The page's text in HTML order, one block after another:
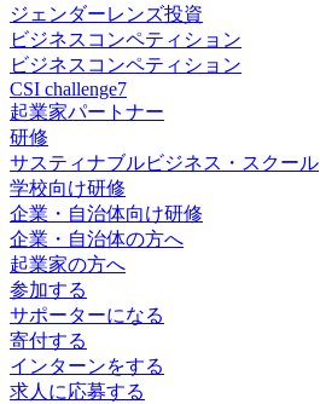
ジェンダーレンズ投資
ビジネスコンペティション
ビジネスコンペティション
CSI challenge7
起業家パートナー
研修
サスティナブルビジネス・スクール
学校向け研修
企業・自治体向け研修
企業・自治体の方へ
起業家の方へ
参加する
サポーターになる
寄付する
インターンをする
求人に応募する